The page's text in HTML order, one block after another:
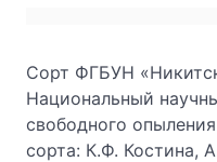
Сорт ФГБУН
Национальный
свободного
сорта: К.Ф. Костина,